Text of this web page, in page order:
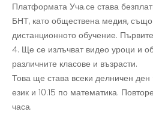
Платформата Уча.се става
БНТ, като обществена медия,
дистанционното обучение.
4. Ще се излъчват видео уроци и
различните класове и възрасти.
Това ще става всеки делничен ден
език и 10:15 по математика.
часа.